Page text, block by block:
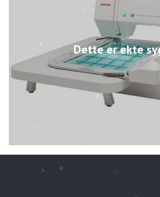
Dette er ekte